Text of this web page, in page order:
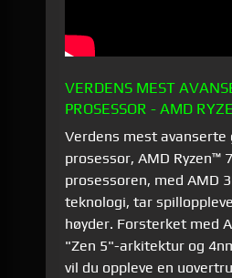
VERDENS MEST
PROSESSOR - AMD
Verdens mest avanserte
prosessor, AMD Ryzen™
prosessoren, med AMD
teknologi, tar
høyder. Forsterket med
"Zen 5"-arkitektur og
vil du oppleve en